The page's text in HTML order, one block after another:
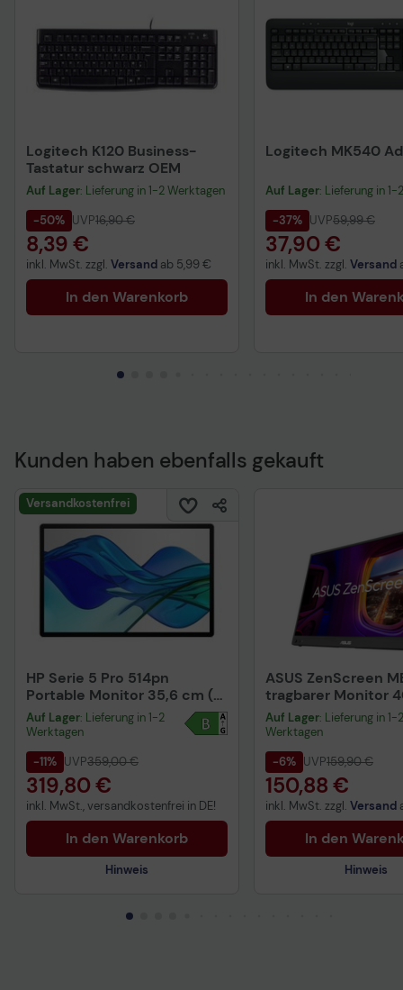
Logitech K120 Business-
Tastatur schwarz OEM
Auf Lager: Lieferung in 1-2 Werktagen
-50% UVP16,90 €
8,39 €
inkl. MwSt. zzgl. Versand ab 5,99 €
In den Warenkorb
Logitech MK540
Auf Lager: Lieferung in
-37% UVP59,99 €
37,90 €
inkl. MwSt. zzgl. Versand
In den
Kunden haben ebenfalls gekauft
Versandkostenfrei
HP Serie 5 Pro 514pn
Portable Monitor 35,6 cm (14
Zoll)
Auf Lager: Lieferung in 1-2
Werktagen
-11% UVP359,00 €
319,80 €
inkl. MwSt., versandkostenfrei in DE!
In den Warenkorb
Hinweis
ASUS ZenScreen
tragbarer Monitor
(16")
Auf Lager: Lieferung in 1-2
Werktagen
-6% UVP159,90 €
150,88 €
inkl. MwSt. zzgl. Versand
In den
Hinweis